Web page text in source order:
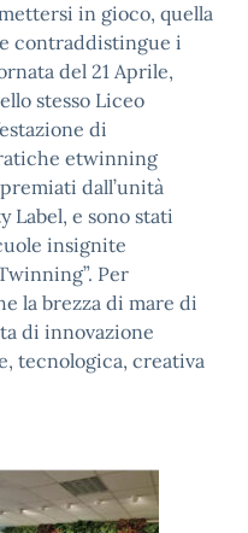
in gioco, quella
contraddistingue i
del 21 Aprile,
stesso Liceo
di
etwinning
dall’unità
Label, e sono stati
insignite
Per
la brezza di mare di
di innovazione
tecnologica, creativa